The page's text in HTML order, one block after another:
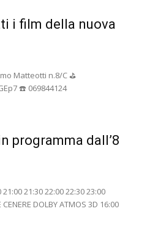
i film della nuova
Matteotti n.8/C ⛳️
☎️ 069844124
programma dall’8
21:30 22:00 22:30 23:00
DOLBY ATMOS 3D 16:00